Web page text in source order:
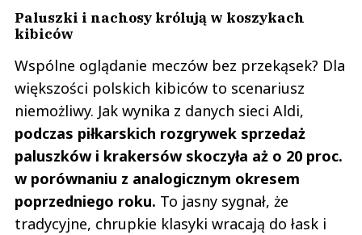
Paluszki i nachosy królują w koszykach
kibiców
Wspólne oglądanie meczów bez przekąsek? Dla
większości polskich kibiców to scenariusz
niemożliwy. Jak wynika z danych sieci Aldi,
podczas piłkarskich rozgrywek sprzedaż
paluszków i krakersów skoczyła aż o 20 proc.
w porównaniu z analogicznym okresem
poprzedniego roku. To jasny sygnał, że
tradycyjne, chrupkie klasyki wracają do łask i